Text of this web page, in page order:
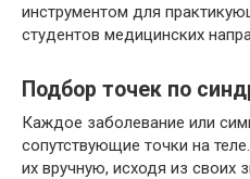
инструментом для
студентов медицинских
Подбор точек по
Каждое заболевание или
сопутствующие точки на
их вручную, исходя из своих